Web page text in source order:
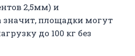
2,5мм) и
значит, площадки могут
до 100 кг без